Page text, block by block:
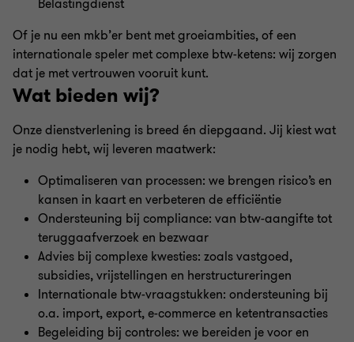
Belastingdienst
Of je nu een mkb’er bent met groeiambities, of een
internationale speler met complexe btw-ketens: wij zorgen
dat je met vertrouwen vooruit kunt.
Wat bieden wij?
Onze dienstverlening is breed én diepgaand. Jij kiest wat
je nodig hebt, wij leveren maatwerk:
Optimaliseren van processen: we brengen risico’s en
kansen in kaart en verbeteren de efficiëntie
Ondersteuning bij compliance: van btw-aangifte tot
teruggaafverzoek en bezwaar
Advies bij complexe kwesties: zoals vastgoed,
subsidies, vrijstellingen en herstructureringen
Internationale btw-vraagstukken: ondersteuning bij
o.a. import, export, e-commerce en ketentransacties
Begeleiding bij controles: we bereiden je voor en